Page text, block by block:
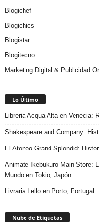
Blogichef
Blogichics
Blogistar
Blogitecno
Marketing Digital & Publicidad
Lo Último
Libreria Acqua Alta en Venecia:
Shakespeare and Company:
El Ateneo Grand Splendid:
Animate Ikebukuro Main Store:
Mundo en Tokio, Japón
Livraria Lello en Porto,
Nube de Etiquetas